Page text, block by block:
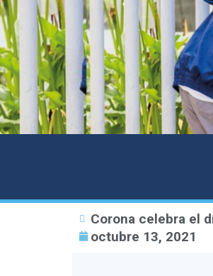
Corona celebra el
octubre 13, 2021